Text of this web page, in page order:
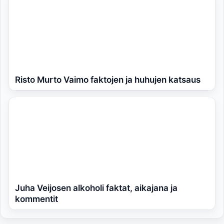
Risto Murto Vaimo faktojen ja huhujen katsaus
Juha Veijosen alkoholi faktat, aikajana ja
kommentit